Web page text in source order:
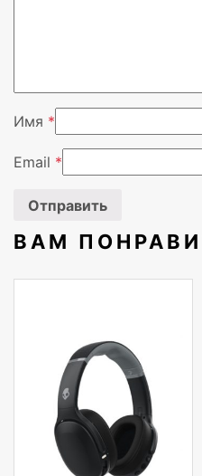
Емкость стойки
Вендор
Имя *
Email *
ВАМ